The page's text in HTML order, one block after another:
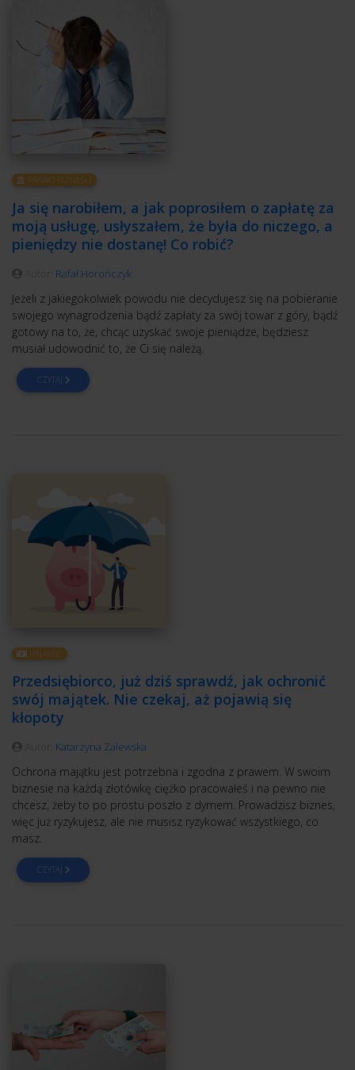
PRAWO BIZNESU
Ja się narobiłem, a jak poprosiłem o zapłatę za
moją usługę, usłyszałem, że była do niczego, a
pieniędzy nie dostanę! Co robić?
Rafał Horończyk
Jeżeli z jakiegokolwiek powodu nie decydujesz się na pobieranie
swojego wynagrodzenia bądź zapłaty za swój towar z góry, bądź
gotowy na to, że, chcąc uzyskać swoje pieniądze, będziesz
musiał udowodnić to, że Ci się należą.
CZYTAJ
FINANSE
Przedsiębiorco, już dziś sprawdź, jak ochronić
swój majątek. Nie czekaj, aż pojawią się
kłopoty
Katarzyna Zalewska
Ochrona majątku jest potrzebna i zgodna z prawem. W swoim
biznesie na każdą złotówkę ciężko pracowałeś i na pewno nie
chcesz, żeby to po prostu poszło z dymem. Prowadzisz biznes,
więc już ryzykujesz, ale nie musisz ryzykować wszystkiego, co
masz.
CZYTAJ